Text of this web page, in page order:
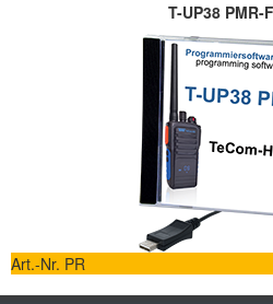
T-UP38 PMR-
Art.-Nr. PR